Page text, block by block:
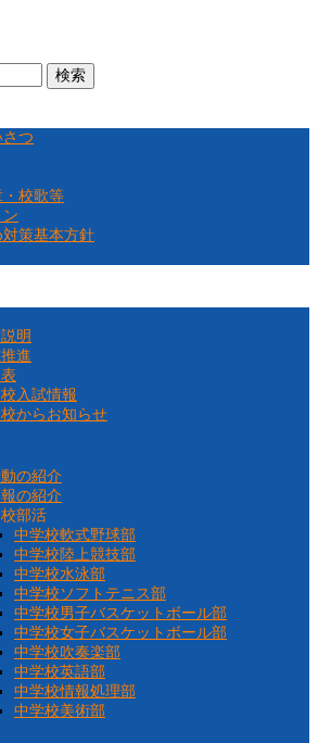
学院
田県北地域唯一の中高一貫教育校です
つ
校歌等
策基本方針
明
進
入試情報
からお知らせ
の紹介
の紹介
部活
中学校軟式野球部
中学校陸上競技部
中学校水泳部
中学校ソフトテニス部
中学校男子バスケットボール部
中学校女子バスケットボール部
中学校吹奏楽部
中学校英語部
中学校情報処理部
中学校美術部